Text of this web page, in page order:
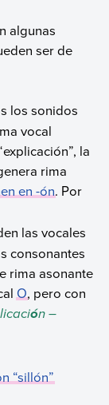
algunas
ser de
los sonidos
vocal
la
rima
en -ón. Por
las vocales
consonantes
rima asonante
O, pero con
ón –
“sillón”